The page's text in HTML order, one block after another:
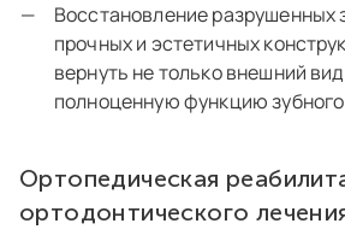
Восстановление разрушенных
прочных и эстетичных
вернуть не только внешний
полноценную функцию
Ортопедическая
ортодонтического